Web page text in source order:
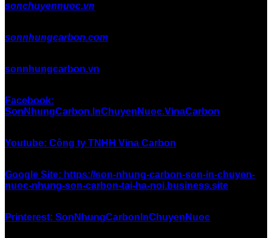
sonchuyennuoc.vn
sonnhungcarbon.com
sonnhungcarbon.vn
Facebook:
SonNhungCarbon.InChuyenNuoc.VinaCarbon
Youtube: Công ty TNHH Vina Carbon
Google Site: https://son-nhung-carbon-son-in-chuyen-
nuoc-nhung-son-carbon-tai-ha-noi.business.site
Printerest: SonNhungCarbonInChuyenNuoc